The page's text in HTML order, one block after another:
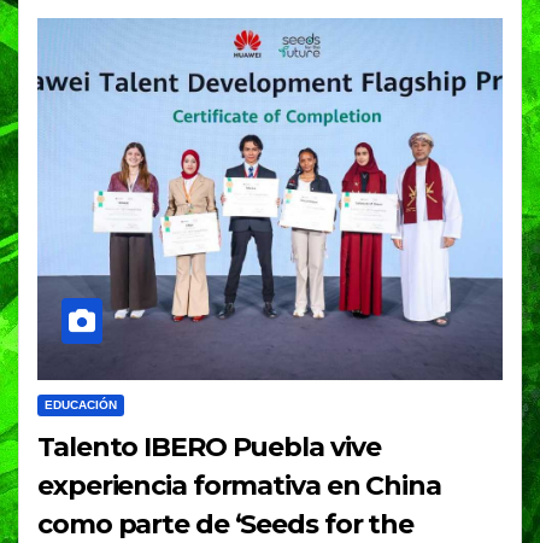
EDUCACIÓN
Talento IBERO Puebla vive
experiencia formativa en China
como parte de ‘Seeds for the